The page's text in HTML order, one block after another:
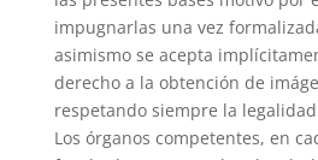
impugnarlas una vez
asimismo se acepta
derecho a la obtención de
respetando siempre la
Los órganos competentes, en